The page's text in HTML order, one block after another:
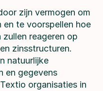
zijn vermogen om
en te voorspellen hoe
reageren op
zinsstructuren.
natuurlijke
en gegevens
organisaties in